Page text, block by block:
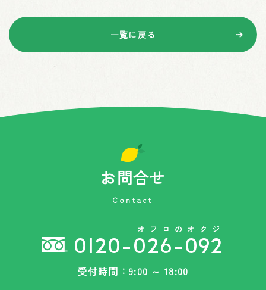
一覧に戻る
お問合せ
Contact
オフロのオクジ
0120-026-092
受付時間：9:00 ～ 18:00